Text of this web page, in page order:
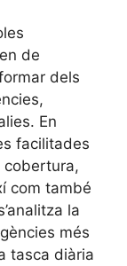
de
dels
En
facilitades
cobertura,
com també
la
més
tasca diària